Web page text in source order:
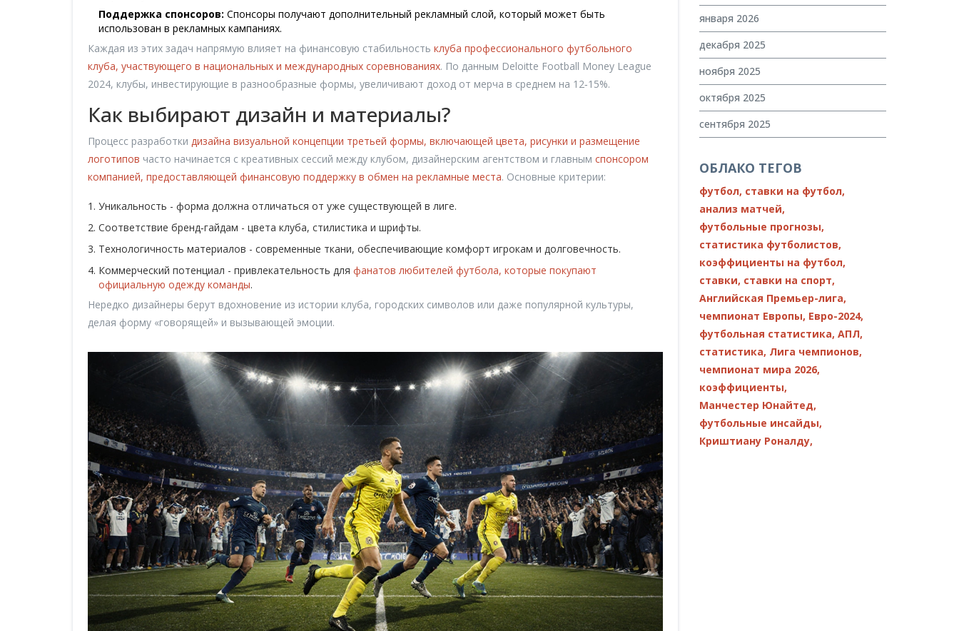
Поддержка спонсоров: Спонсоры получают дополнительный рекламный слой, который может быть
использован в рекламных кампаниях.
Каждая из этих задач напрямую влияет на финансовую стабильность клуба профессионального футбольного
клуба, участвующего в национальных и международных соревнованиях. По данным Deloitte Football Money League
2024, клубы, инвестирующие в разнообразные формы, увеличивают доход от мерча в среднем на 12‑15%.
Как выбирают дизайн и материалы?
Процесс разработки дизайна визуальной концепции третьей формы, включающей цвета, рисунки и размещение
логотипов часто начинается с креативных сессий между клубом, дизайнерским агентством и главным спонсором
компанией, предоставляющей финансовую поддержку в обмен на рекламные места. Основные критерии:
Уникальность - форма должна отличаться от уже существующей в лиге.
Соответствие бренд‑гайдам - цвета клуба, стилистика и шрифты.
Технологичность материалов - современные ткани, обеспечивающие комфорт игрокам и долговечность.
Коммерческий потенциал - привлекательность для фанатов любителей футбола, которые покупают
официальную одежду команды.
Нередко дизайнеры берут вдохновение из истории клуба, городских символов или даже популярной культуры,
делая форму «говорящей» и вызывающей эмоции.
января 2026
декабря 2025
ноября 2025
октября 2025
сентября 2025
ОБЛАКО ТЕГОВ
футбол, ставки на футбол,
анализ матчей,
футбольные прогнозы,
статистика футболистов,
коэффициенты на футбол,
ставки, ставки на спорт,
Английская Премьер-лига,
чемпионат Европы, Евро-2024,
футбольная статистика, АПЛ,
статистика, Лига чемпионов,
чемпионат мира 2026,
коэффициенты,
Манчестер Юнайтед,
футбольные инсайды,
Криштиану Роналду,